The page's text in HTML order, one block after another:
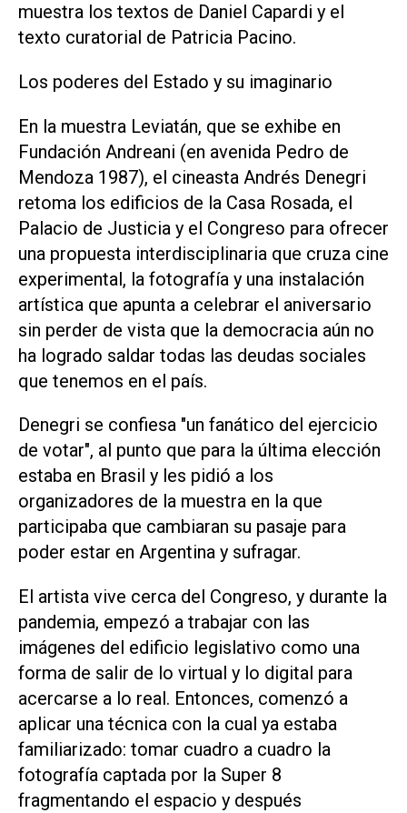
muestra los textos de Daniel Capardi y el
texto curatorial de Patricia Pacino.
Los poderes del Estado y su imaginario
En la muestra Leviatán, que se exhibe en
Fundación Andreani (en avenida Pedro de
Mendoza 1987), el cineasta Andrés Denegri
retoma los edificios de la Casa Rosada, el
Palacio de Justicia y el Congreso para ofrecer
una propuesta interdisciplinaria que cruza cine
experimental, la fotografía y una instalación
artística que apunta a celebrar el aniversario
sin perder de vista que la democracia aún no
ha logrado saldar todas las deudas sociales
que tenemos en el país.
Denegri se confiesa "un fanático del ejercicio
de votar", al punto que para la última elección
estaba en Brasil y les pidió a los
organizadores de la muestra en la que
participaba que cambiaran su pasaje para
poder estar en Argentina y sufragar.
El artista vive cerca del Congreso, y durante la
pandemia, empezó a trabajar con las
imágenes del edificio legislativo como una
forma de salir de lo virtual y lo digital para
acercarse a lo real. Entonces, comenzó a
aplicar una técnica con la cual ya estaba
familiarizado: tomar cuadro a cuadro la
fotografía captada por la Super 8
fragmentando el espacio y después